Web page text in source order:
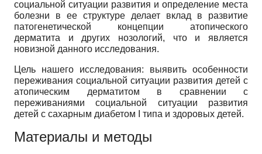
социальной ситуации развития и определение места
болезни в ее структуре делает вклад в развитие
патогенетической концепции атопического
дерматита и других нозологий, что и является
новизной данного исследования.
Цель нашего исследования: выявить особенности
переживания социальной ситуации развития детей с
атопическим дерматитом в сравнении с
переживаниями социальной ситуации развития
детей с сахарным диабетом I типа и здоровых детей.
Материалы и методы